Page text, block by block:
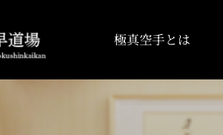
極真空手とは